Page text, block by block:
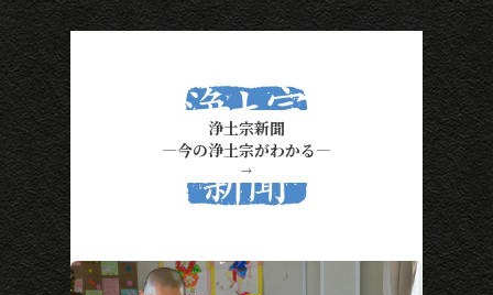
浄土宗新聞
―今の浄土宗がわかる―
→